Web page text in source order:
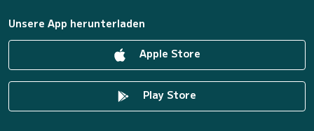
Unsere App herunterladen
Apple Store
Play Store